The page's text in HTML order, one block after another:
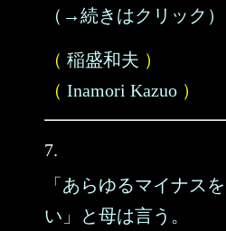
（→続きはクリック）
（ 稲盛和夫 ）
（ Inamori Kazuo ）
7.
「あらゆるマイナス
い」と母は言う。